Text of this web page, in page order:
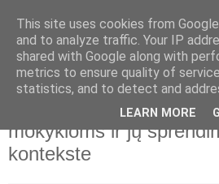
2020 m. spalio 8 d.,
Lietuvos nacionalinė
mokykloms ir jų
kontekste
This site uses cookies from
and to analyze traffic. Your IP
shared with Google along with
metrics to ensure quality of
statistics, and to detect and
LEARN MORE